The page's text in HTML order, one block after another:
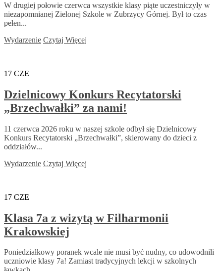
W drugiej połowie czerwca wszystkie klasy piąte uczestniczyły w
niezapomnianej Zielonej Szkole w Zubrzycy Górnej. Był to czas
pełen...
Wydarzenie Czytaj Więcej
17 CZE
Dzielnicowy Konkurs Recytatorski
„Brzechwałki” za nami!
11 czerwca 2026 roku w naszej szkole odbył się Dzielnicowy
Konkurs Recytatorski „Brzechwałki”, skierowany do dzieci z
oddziałów...
Wydarzenie Czytaj Więcej
17 CZE
Klasa 7a z wizytą w Filharmonii
Krakowskiej
Poniedziałkowy poranek wcale nie musi być nudny, co udowodnili
uczniowie klasy 7a! Zamiast tradycyjnych lekcji w szkolnych